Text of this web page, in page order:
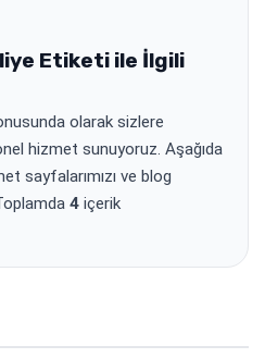
Etiketi ile İlgili
olarak sizlere
hizmet sunuyoruz. Aşağıda
sayfalarımızı ve blog
4 içerik